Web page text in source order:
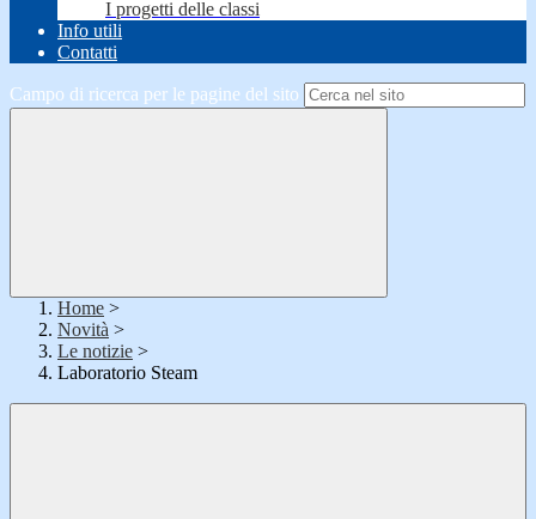
I progetti delle classi
Info utili
Contatti
Campo di ricerca per le pagine del sito
Home >
Novità >
Le notizie >
Laboratorio Steam